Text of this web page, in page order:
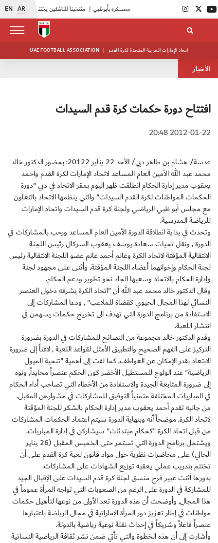
EN AR منتخبنا للناشئين يختتم معسكره الخارجي في صربيا | أبيض الشباب يواصل تدريباته في معسكره بأبوظبي |
UAE FOOTBALL ASSOCIATION | اتحاد الإمارات العربية المتحدة لكرة القدم
الأخبار
افتتاح دورة حكمات كرة قدم السيدات
2012-01-22 20:48
عدسة/ هشام بن طاهر دبي/ الأحد 22 يناير 20122: بحضور الدكتور خالد
محمد عبد الله الأمين العام المساعد لاتحاد الإمارات لكرة القدم واحمد
يعقوب مدير إدارة الحكام انطلقت ظهر اليوم بمقر الاتحاد في دبي "دورة
الحكمات المواطنات لكرة القدم السيدات" والتي ينظمها الاتحاد بالتعاون
مع مجلس أبو ظبي الرياضي ولجنة كرة قدم السيدات واتحاد الإمارات
للرياضة المدرسية.
وتحدث في بداية انطلاقة الدورة الأمين العام المساعد ورحب بالمشاركات في
الدورة , ونقل تحيات سعادة يوسف يعقوب السركال رئيس اللجنة
الانتقالية المؤقتة لاتحاد الكرة وغانم أحمد غانم عضو اللجنة الانتقالية رئيس
لجنة الحكام وإخوانهما أعضاء اللجنة المؤقتة, وأثنى على مجهود لجنة
وإدارة الحكام بالاتحاد وسعيها الجاد نحو تطوير ودعم الحكام.
وقال الدكتور خالد محمد عبد الله أن "اتحاد الكرة يشرفه دخول العنصر
النسائي لهذا المجال الحيوي كقضاة للملاعب" , ودعا المشاركات إلى
الاستفادة من برنامج الدورة التي تهدف الى تخريج حكمات يسهمن في
انتشار اللعبة.
وقدم الدكتور خالد مجموعة من النصائح للمشاركات في الدورة بضرورة
التركيز على الفهم الصحيح والتطبيق الأمثل لقواعد اللعبة , لافتاً إلى ضرورة
الابتعاد بقدر الإمكان عن العواطف, كما لفت إلى أهمية "تنحية الميول
الرياضية" عند الولوج للمستطيل الأخضر كون الحكم عنصراً محايداً, ونوه
إلى ضرورة المتابعة الجيدة والاستفادة من الأخطاء التي تصاحب أداء الحكام
في المباريات المختلفة متمنياً التوفيق للمشاركات في مشوارهن المقبل.
من جانبه تقدم أحمد يعقوب مدير إدارة الحكام بالشكر للجنة المؤقتة
لاتحاد الكرة, موضحاً أنه وبنهاية الدورة سيتم اعتماد الحكمات المشاركات
من قبل اتحاد الكرة "كحكام مبتدئات" سيشاركن في إدارة المباريات.
ويشتمل برنامج الدورة التي تستمر حتى الخميس المقبل (26 يناير
الحالي) على محاضرات نظرية حول مواد قانون لعبة كرة القدم على أن
تختتم بتدريب عملي يعقبه توزيع الشهادات على المشاركات.
بدورها أثنت عبير فرج منسق لجنة كرة قدم السيدات على الإقبال الجيد
للمشاركة في الدورة على الرغم من الصعوبات التي تواجه المرأة عموماً في
هذا المجال, وأوضحت أن هذه الدورة تعد الأولى من نوعها لتأهيل حكمات
مواطنات في إطار تعزيز دور المرأة الإماراتية في مجال الرياضة باعتبارها
عنصراً فاعلاً وشريكاً في إحداث نقلة نوعية رياضية بالدولة.
وأشارت إلى أن هذه الخطوة والتي تأتي ضمن نشر ثقافة الرياضية النسائية